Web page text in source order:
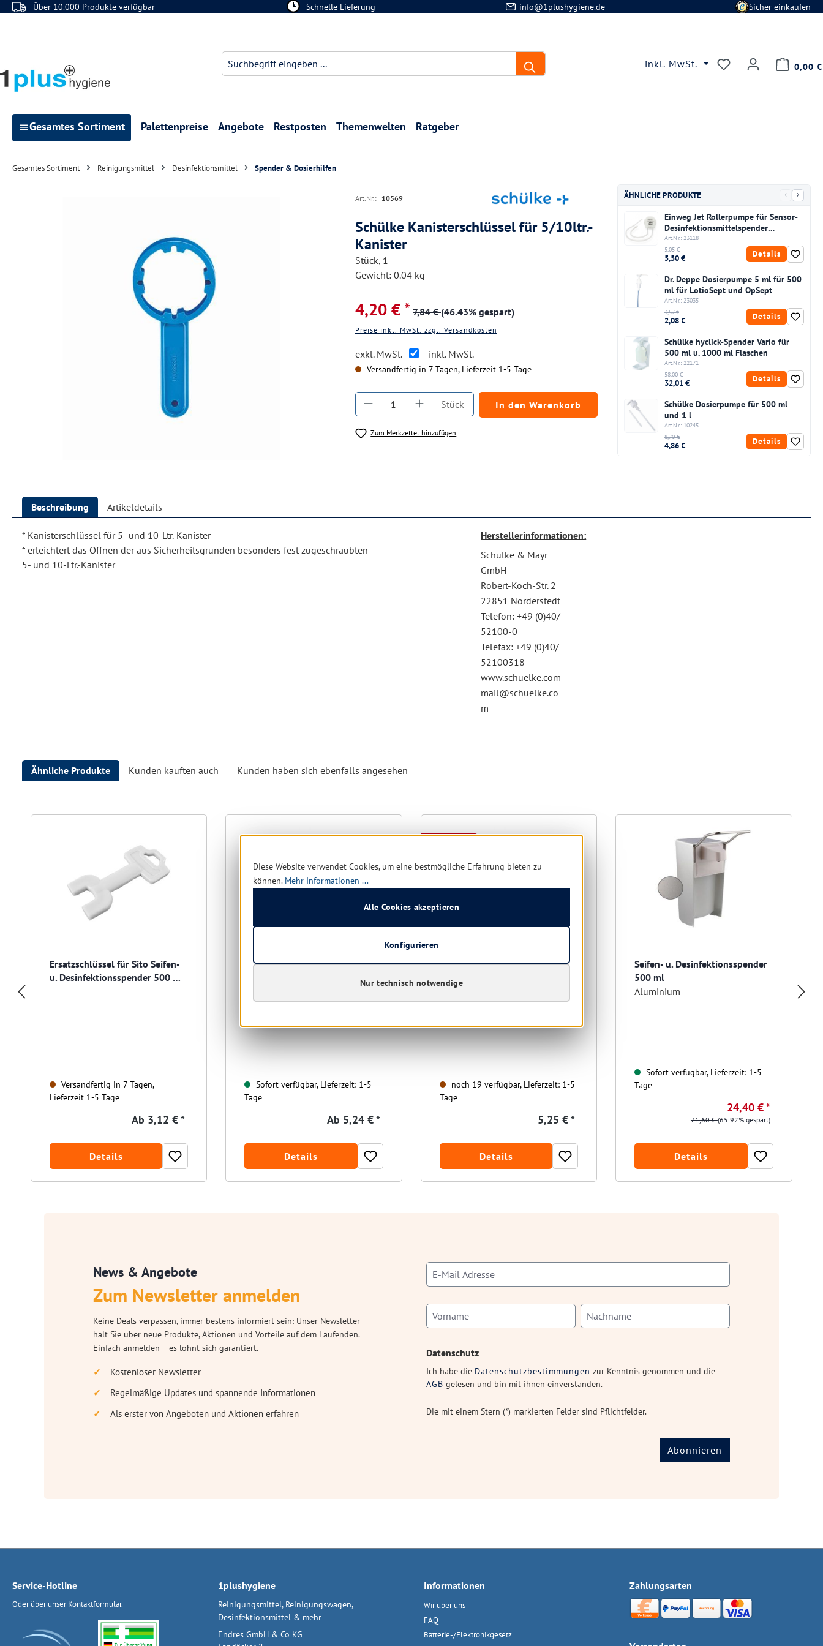
Hauptinhalt springen
Zur Suche springen
Zur Hauptnavigation springen
Über 10.000 Produkte verfügbar Schnelle Lieferung info@1plushygiene.de Sicher einkaufen
inkl. MwSt. Du hast 0 0,00 €
Gesamtes Sortiment Palettenpreise Angebote Restposten Themenwelten Ratgeber
Gesamtes Sortiment Reinigungsmittel Desinfektionsmittel Spender & Dosierhilfen
Art.Nr.: 10569
Schülke Kanisterschlüssel für 5/10ltr.-
Kanister
Stück, 1
Gewicht: 0.04 kg
4,20 € * 7,84 €(46.43% gespart)
Preise inkl. MwSt. zzgl. Versandkosten
exkl. MwSt. inkl. MwSt.
Versandfertig in 7 Tagen, Lieferzeit 1-5 Tage
Produkt Anzahl: Gib den gewünschten Wert ein oder benutze die
Stück In den Warenkorb
Zum Merkzettel hinzufügen
ÄHNLICHE PRODUKTE ‹ ›
Einweg Jet Rollerpumpe für Sensor-
Desinfektionsmittelspender
"Touchless" 500 ml
Art.Nr.: 23118
5,05 €
5,50 € Details
Dr. Deppe Dosierpumpe 5 ml für 500
ml für LotioSept und OpSept
Art.Nr.: 23035
3,57 €
2,08 € Details
Schülke hyclick-Spender Vario für
500 ml u. 1000 ml Flaschen
Art.Nr.: 22171
58,00 €
32,01 € Details
Schülke Dosierpumpe für 500 ml
und 1 l
Art.Nr.: 10245
8,70 €
4,86 € Details
Beschreibung Artikeldetails
* Kanisterschlüssel für 5- und 10-Ltr.-Kanister
* erleichtert das Öffnen der aus Sicherheitsgründen besonders fest zugeschraubten
5- und 10-Ltr.-Kanister
Herstellerinformationen:
Schülke & Mayr
GmbH
Robert-Koch-Str. 2
22851 Norderstedt
Telefon: +49 (0)40/
52100-0
Telefax: +49 (0)40/
52100318
www.schuelke.com
mail@schuelke.co
m
Ähnliche Produkte Kunden kauften auch Kunden haben sich ebenfalls angesehen
Ersatzschlüssel für Sito Seifen-
u. Desinfektionsspender 500 ml
Versandfertig in 7 Tagen,
Lieferzeit 1-5 Tage
Ab 3,12 € *
Details
Einweg Jet Rollerpumpe für
"Touchless" 500 ml
Sofort verfügbar, Lieferzeit: 1-5
Tage
Ab 5,24 € *
Details
Einweg Jet Rollerpumpe für
Sensor-
Desinfektionsmittelspender
"Touchless" 1000 ml
noch 19 verfügbar, Lieferzeit: 1-5
Tage
5,25 € *
Details
Seifen- u. Desinfektionsspender
500 ml
Aluminium
Sofort verfügbar, Lieferzeit: 1-5
Tage
24,40 € *
71,60 €(65.92% gespart)
Details
News & Angebote
Zum Newsletter anmelden
Keine Deals verpassen, immer bestens informiert sein: Unser Newsletter
hält Sie über neue Produkte, Aktionen und Vorteile auf dem Laufenden.
Einfach anmelden – es lohnt sich garantiert.
Kostenloser Newsletter
Regelmäßige Updates und spannende Informationen
Als erster von Angeboten und Aktionen erfahren
Datenschutz
Ich habe die Datenschutzbestimmungen zur Kenntnis genommen und die
AGB gelesen und bin mit ihnen einverstanden.
Die mit einem Stern (*) markierten Felder sind Pflichtfelder.
Abonnieren
Service-Hotline
Oder über unserKontaktformular.
1plushygiene
Reinigungsmittel, Reinigungswagen,
Desinfektionsmittel & mehr
Endres GmbH & Co KG
Informationen
Wir über uns
FAQ
Batterie-/Elektronikgesetz
Zahlungsarten
Diese Website verwendet Cookies, um eine bestmögliche Erfahrung bieten zu
können. Mehr Informationen ...
Nur technisch notwendige
Konfigurieren
Alle Cookies akzeptieren